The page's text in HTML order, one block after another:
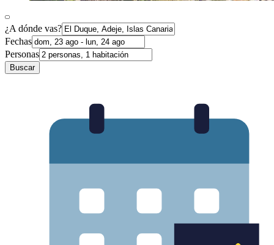
¿A dónde vas?
Fechas
Personas
Buscar